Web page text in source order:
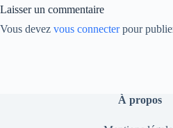
Laisser un commentaire
Vous devez vous connecterpour
À propos